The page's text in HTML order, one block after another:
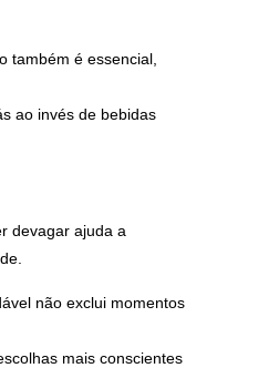
também é essencial,
ao invés de bebidas
devagar ajuda a
não exclui momentos
mais conscientes